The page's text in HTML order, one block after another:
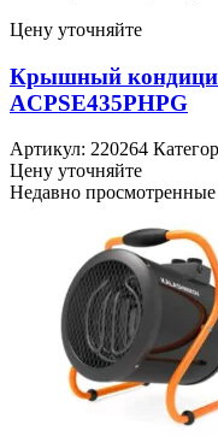
Цену уточняйте
Крышный
ACPSE435PHPG
Артикул: 220264
Цену уточняйте
Недавно